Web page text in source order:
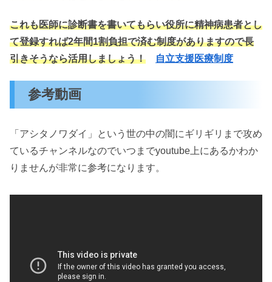
これも医師に診断書を書いてもらい役所に精神病患者とし
て登録すれば2年間1割負担で済む制度がありますので長
引きそうなら活用しましょう！
自立支援医療制度
参考動画
「アシタノワダイ」という世の中の闇にギリギリまで攻め
ているチャンネルなのでいつまでyoutube上にあるかわか
りませんが非常に参考になります。